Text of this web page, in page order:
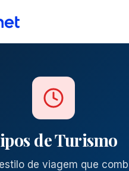
de Turismo
de viagem que